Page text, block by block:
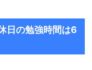
日の勉強時間は6